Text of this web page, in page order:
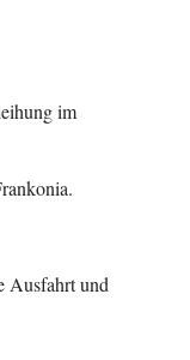
im
Ausfahrt und